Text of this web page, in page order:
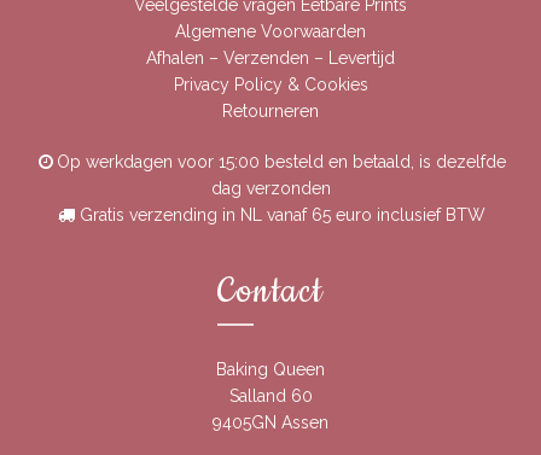
Veelgestelde vragen Eetbare Prints
Algemene Voorwaarden
Afhalen – Verzenden – Levertijd
Privacy Policy & Cookies
Retourneren
Op werkdagen voor 15:00 besteld en betaald, is dezelfde
dag verzonden
Gratis verzending in NL vanaf 65 euro inclusief BTW
Contact
Baking Queen
Salland 60
9405GN Assen